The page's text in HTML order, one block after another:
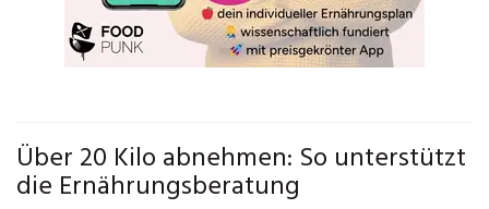
Über 20 Kilo abnehmen: So unterstützt
die Ernährungsberatung